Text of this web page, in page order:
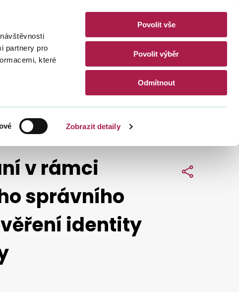
partnery pro
které
Zobrazit detaily
Povolit vše
Povolit výběr
Odmítnout
CZ EN
v rámci
správního
identity
Sdílet